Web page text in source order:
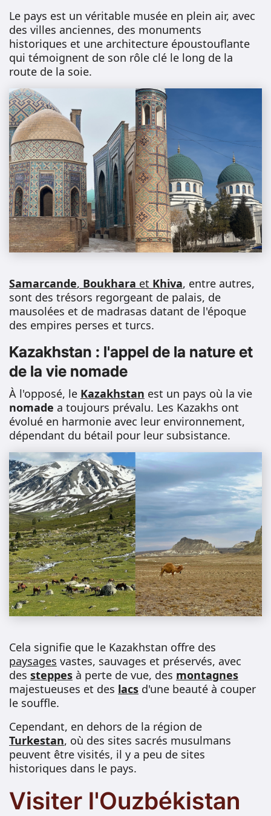
Le pays est un véritable musée en plein air, avec
des villes anciennes, des monuments
historiques et une architecture époustouflante
qui témoignent de son rôle clé le long de la
route de la soie.
Samarcande, Boukhara et Khiva, entre autres,
sont des trésors regorgeant de palais, de
mausolées et de madrasas datant de l'époque
des empires perses et turcs.
Kazakhstan : l'appel de la nature et
de la vie nomade
À l'opposé, le Kazakhstan est un pays où la vie
nomade a toujours prévalu. Les Kazakhs ont
évolué en harmonie avec leur environnement,
dépendant du bétail pour leur subsistance.
Cela signifie que le Kazakhstan offre des
paysages vastes, sauvages et préservés, avec
des steppes à perte de vue, des montagnes
majestueuses et des lacs d'une beauté à couper
le souffle.
Cependant, en dehors de la région de
Turkestan, où des sites sacrés musulmans
peuvent être visités, il y a peu de sites
historiques dans le pays.
Visiter l'Ouzbékistan